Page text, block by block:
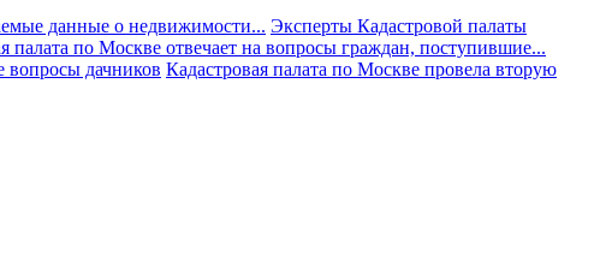
данные о недвижимости... Эксперты Кадастровой палаты
палата по Москве отвечает на вопросы граждан, поступившие...
вопросы дачников Кадастровая палата по Москве провела вторую